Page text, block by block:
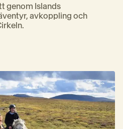
genom Islands
avkoppling och